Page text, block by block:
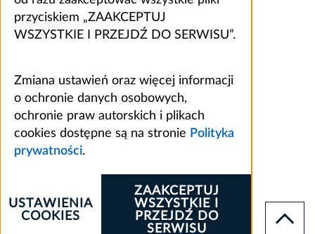
przyciskiem „ZAAKCEPTUJ
WSZYSTKIE I PRZEJDŹ DO SERWISU”.
Zmiana ustawień oraz więcej informacji
o ochronie danych osobowych,
ochronie praw autorskich i plikach
cookies dostępne są na stronie Polityka
prywatności.
ZAAKCEPTUJ
WSZYSTKIE I
PRZEJDŹ DO
SERWISU
USTAWIENIA
COOKIES